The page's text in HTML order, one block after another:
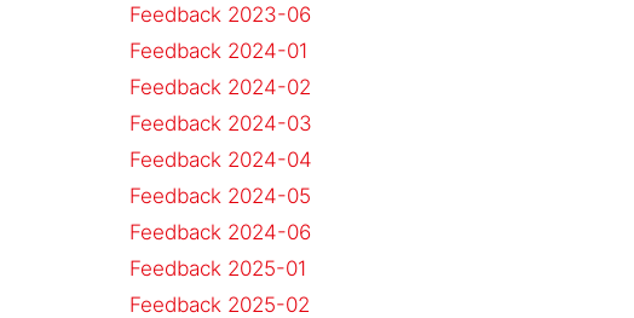
Feedback 2023-06
Feedback 2024-01
Feedback 2024-02
Feedback 2024-03
Feedback 2024-04
Feedback 2024-05
Feedback 2024-06
Feedback 2025-01
Feedback 2025-02